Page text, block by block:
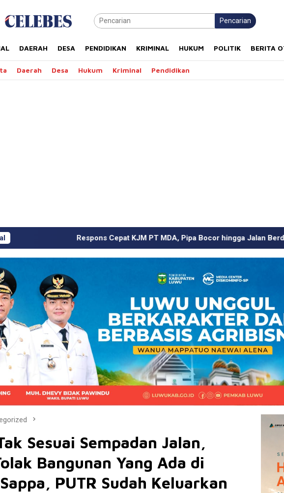
Pencarian
DAERAH DESA PENDIDIKAN KRIMINAL HUKUM POLITIK BERITA
Daerah Desa Hukum Kriminal Pendidikan
Cepat KJM PT MDA, Pipa Bocor hingga Jalan Berdebu Ditangani dalam 24 Jam
Sesuai Sempadan Jalan,
Bangunan Yang Ada di
PUTR Sudah Keluarkan